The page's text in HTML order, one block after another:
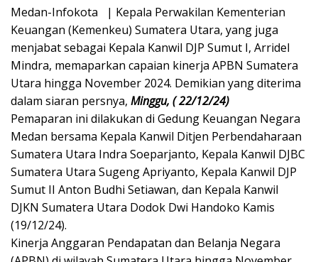
Medan-Infokota | Kepala Perwakilan Kementerian
Keuangan (Kemenkeu) Sumatera Utara, yang juga
menjabat sebagai Kepala Kanwil DJP Sumut I, Arridel
Mindra, memaparkan capaian kinerja APBN Sumatera
Utara hingga November 2024. Demikian yang diterima
dalam siaran persnya, Minggu, ( 22/12/24)
Pemaparan ini dilakukan di Gedung Keuangan Negara
Medan bersama Kepala Kanwil Ditjen Perbendaharaan
Sumatera Utara Indra Soeparjanto, Kepala Kanwil DJBC
Sumatera Utara Sugeng Apriyanto, Kepala Kanwil DJP
Sumut II Anton Budhi Setiawan, dan Kepala Kanwil
DJKN Sumatera Utara Dodok Dwi Handoko Kamis
(19/12/24).
Kinerja Anggaran Pendapatan dan Belanja Negara